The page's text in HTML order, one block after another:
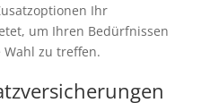
Ihr
um Ihren Bedürfnissen
zu treffen.